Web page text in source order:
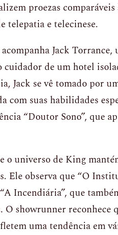
proezas
telepatia e telecinese.
Jack
de um hotel
Jack se vê tomado por
com suas habilidades
“Doutor Sono”, que
o universo de King
Ele observa que “O
Incendiária”, que
showrunner reconhece
uma tendência em